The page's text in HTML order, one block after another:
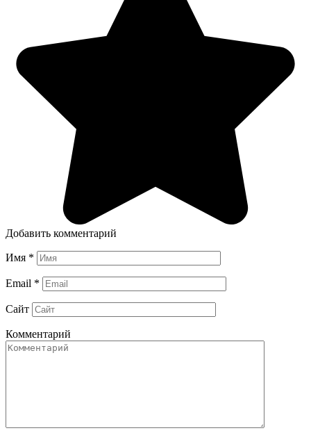
Добавить комментарий
Имя *
Email *
Сайт
Комментарий